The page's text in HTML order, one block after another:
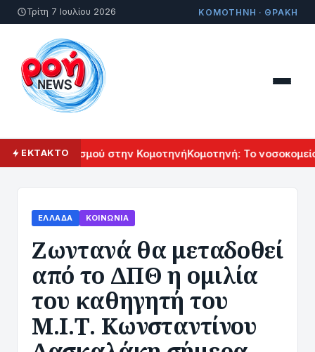
Τρίτη 7 Ιουλίου 2026 ΚΟΜΟΤΗΝΗ · ΘΡΑΚΗ
ΕΚΤΑΚΤΟ
Πολιτισμού στην ΚομοτηνήΚομοτηνή: Το νοσοκομείο
ΕΛΛΆΔΑ ΚΟΙΝΩΝΊΑ
Zωντανά θα μεταδοθεί
από το ΔΠΘ η ομιλία
του καθηγητή του
Μ.Ι.Τ. Κωνσταντίνου